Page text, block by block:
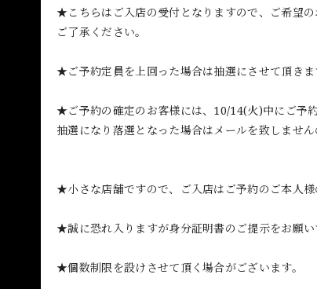
★こちらはご入店の受付となりますので、ご希望
ご了承ください。
★ご予約定員を上回った場合は抽選にさせて頂きま
★ご予約の確定のお客様には、10/14(火)中にご予
抽選になり落選となった場合はメールを致しません
★小さな店舗ですので、ご入店はご予約のご本人様
★誠に恐れ入りますが身分証明書のご提示をお願い
★個数制限を設けさせて頂く場合がございます。